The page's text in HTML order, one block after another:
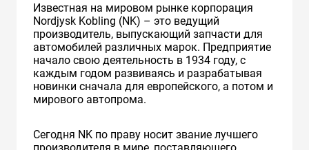
Известная на мировом рынке корпорация
Nordjysk Kobling (NK) – это ведущий
производитель, выпускающий запчасти для
автомобилей различных марок. Предприятие
начало свою деятельность в 1934 году, с
каждым годом развиваясь и разрабатывая
новинки сначала для европейского, а потом и
мирового автопрома.
Сегодня NK по праву носит звание лучшего